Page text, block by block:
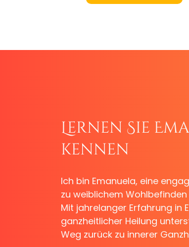
Lernen Sie
kennen
Ich bin Emanuela, eine
zu weiblichem
Mit jahrelanger Erfahrung in
ganzheitlicher Heilung
Weg zurück zu innerer